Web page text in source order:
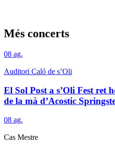
Més concerts
08 ag.
Auditori Caló de s’Oli
El Sol Post a s’Oli Fest ret
de la mà d’Acostic
08 ag.
Cas Mestre